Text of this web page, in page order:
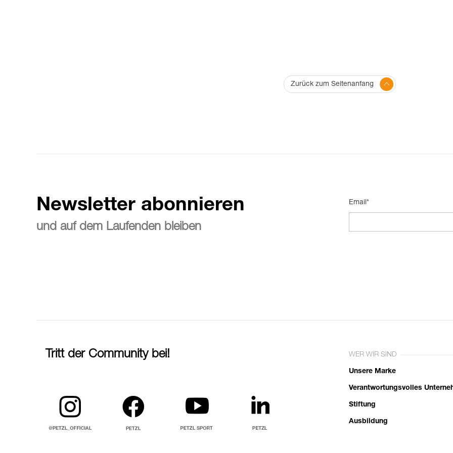
Zurück zum Seitenanfang
Newsletter abonnieren
und auf dem Laufenden bleiben
Email*
Tritt der Community bei! WER WIR SIND
Unsere Marke
Verantwortungsvolles
Stiftung
Ausbildung